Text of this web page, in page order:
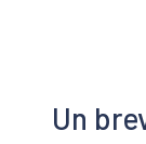
Un